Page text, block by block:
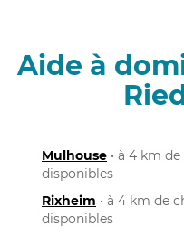
Aide à
Mulhouse • à 4 km
disponibles
Rixheim • à 4 km de
disponibles